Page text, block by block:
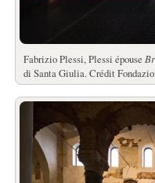
Fabrizio Plessi, Plessi épouse
di Santa Giulia. Crédit